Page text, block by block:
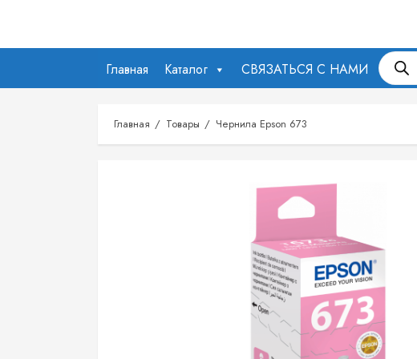
содержимому
Главная
Каталог СВЯЗАТЬСЯ С НАМИ
Поиск
Главная Товары Чернила Epson 673